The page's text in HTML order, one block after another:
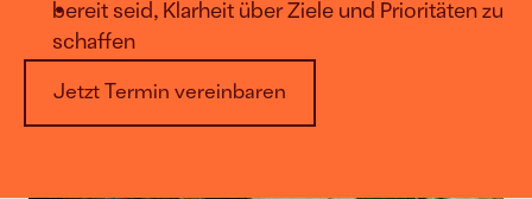
bereit seid, Klarheit über Ziele und Prioritäten zu
schaffen
Jetzt Termin vereinbaren